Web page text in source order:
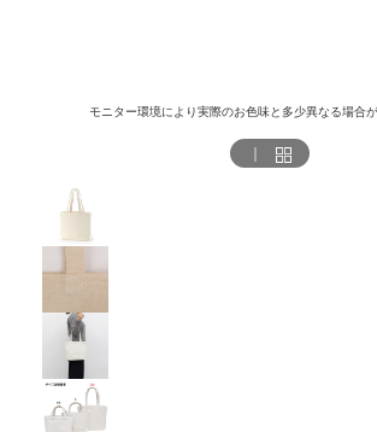
モニター環境により実際のお色味と多少異なる場合が